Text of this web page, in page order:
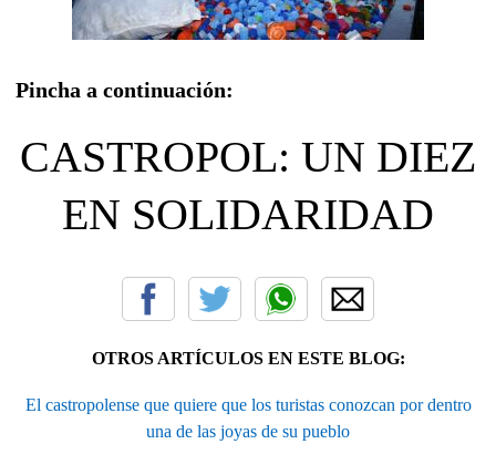
Pincha a continuación:
CASTROPOL: UN DIEZ
EN SOLIDARIDAD
OTROS ARTÍCULOS EN ESTE BLOG:
El castropolense que quiere que los turistas conozcan por dentro
una de las joyas de su pueblo